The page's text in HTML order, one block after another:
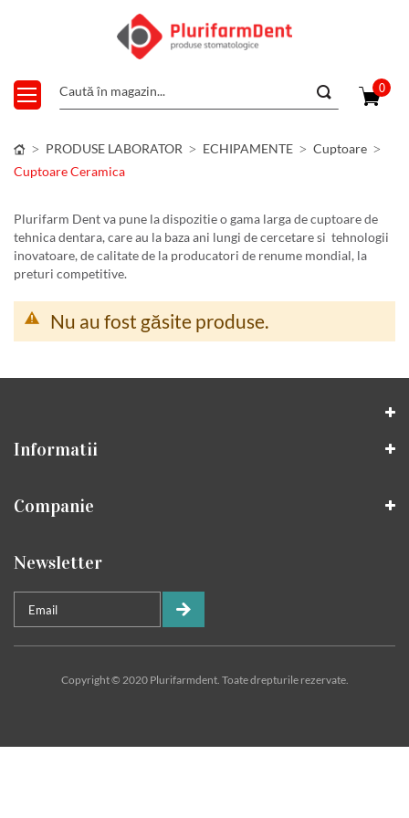
0
PRODUSE LABORATOR ECHIPAMENTE
Cuptoare
Cuptoare Ceramica
Plurifarm Dent va pune la dispozitie o gama larga de cuptoare de
tehnica dentara, care au la baza ani lungi de cercetare si tehnologii
inovatoare, de calitate de la producatori de renume mondial, la
preturi competitive.
Nu au fost găsite produse.
Informatii
Companie
Newsletter
Copyright © 2020 Plurifarmdent. Toate drepturile rezervate.